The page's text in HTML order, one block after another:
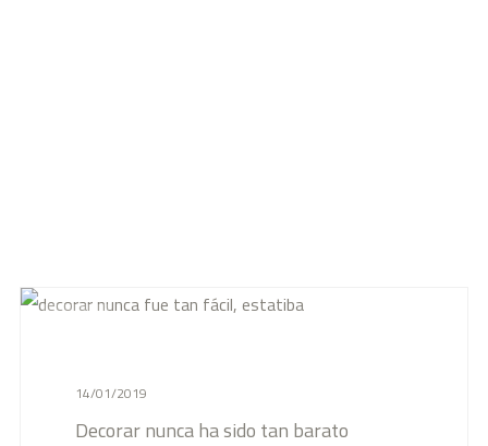
14/01/2019
Decorar nunca ha sido tan barato